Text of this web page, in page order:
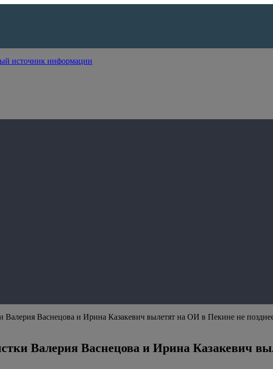
Валерия Васнецова и Ирина Казакевич вылетят на ОИ в Пекине не
Валерия Васнецова и Ирина Казакевич